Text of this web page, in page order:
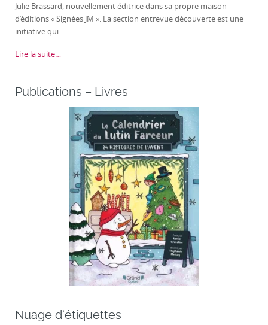
Julie Brassard, nouvellement éditrice dans sa propre maison
d’éditions « Signées JM ». La section entrevue découverte est une
initiative qui
Lire la suite…
Publications – Livres
Nuage d’étiquettes